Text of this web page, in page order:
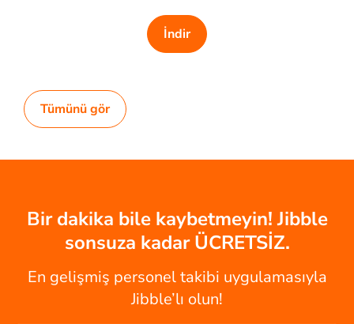
İndir
Tümünü gör
Bir dakika bile kaybetmeyin! Jibble
sonsuza kadar ÜCRETSİZ.
En gelişmiş personel takibi uygulamasıyla
Jibble’lı olun!